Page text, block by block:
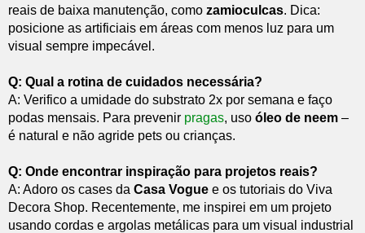
reais de baixa manutenção, como zamioculcas. Dica:
posicione as artificiais em áreas com menos luz para um
visual sempre impecável.
Q: Qual a rotina de cuidados necessária?
A: Verifico a umidade do substrato 2x por semana e faço
podas mensais. Para prevenir pragas, uso óleo de neem –
é natural e não agride pets ou crianças.
Q: Onde encontrar inspiração para projetos reais?
A: Adoro os cases da Casa Vogue e os tutoriais do Viva
Decora Shop. Recentemente, me inspirei em um projeto
usando cordas e argolas metálicas para um visual industrial